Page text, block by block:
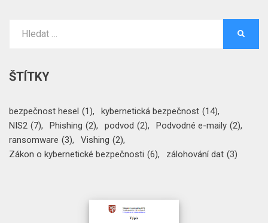
ŠTÍTKY
bezpečnost hesel (1) kybernetická bezpečnost (14)
NIS2 (7) Phishing (2) podvod (2) Podvodné e-maily (2)
ransomware (3) Vishing (2)
Zákon o kybernetické bezpečnosti (6) zálohování dat (3)